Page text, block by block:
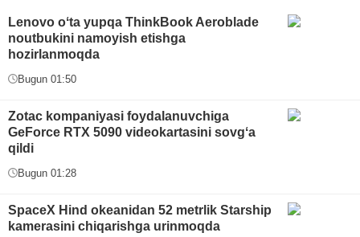
Lenovo oʻta yupqa ThinkBook Aeroblade
noutbukini namoyish etishga
hozirlanmoqda
Bugun 01:50
Zotac kompaniyasi foydalanuvchiga
GeForce RTX 5090 videokartasini sovgʻa
qildi
Bugun 01:28
SpaceX Hind okeanidan 52 metrlik Starship
kamerasini chiqarishga urinmoqda